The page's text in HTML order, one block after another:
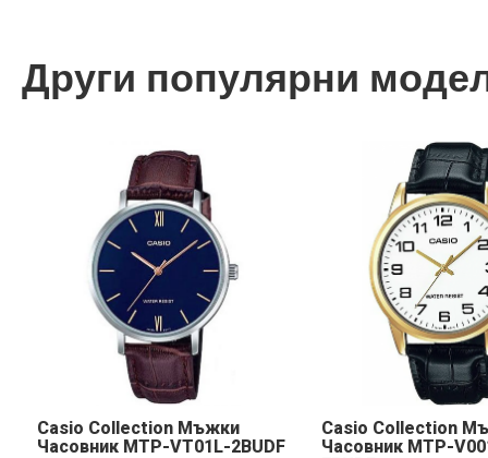
Други популярни
Casio Collection Мъжки
Часовник MTP-VT01L-2BUDF
Casio Collection
Часовник MTP-